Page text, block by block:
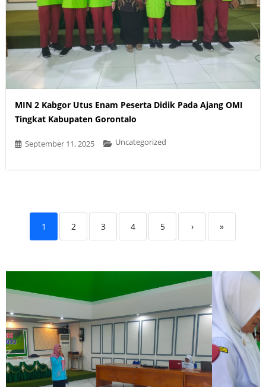
MIN 2 Kabgor Utus Enam Peserta Didik Pada Ajang OMI
Tingkat Kabupaten Gorontalo
September 11, 2025 Uncategorized
1 2 3 4 5 › »